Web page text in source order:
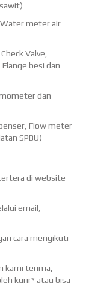
meter air
Valve,
besi dan
dan
Flow meter
SPBU)
di website
email,
cara mengikuti
kami terima,
kurir* atau bisa